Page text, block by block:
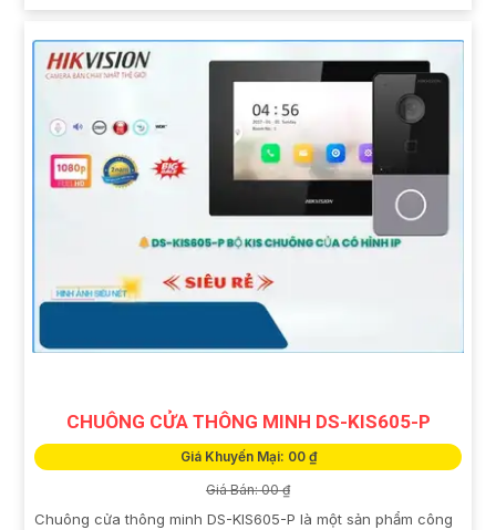
CHUÔNG CỬA THÔNG MINH DS-KIS605-P
Giá Khuyến Mại: 00 ₫
Giá Bán: 00 ₫
Chuông cửa thông minh DS-KIS605-P là một sản phẩm công